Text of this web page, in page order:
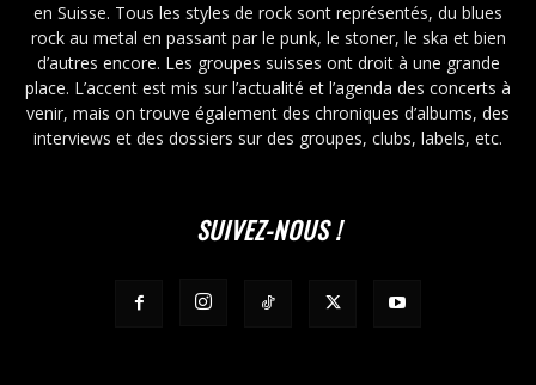
en Suisse. Tous les styles de rock sont représentés, du blues
rock au metal en passant par le punk, le stoner, le ska et bien
d’autres encore. Les groupes suisses ont droit à une grande
place. L’accent est mis sur l’actualité et l’agenda des concerts à
venir, mais on trouve également des chroniques d’albums, des
interviews et des dossiers sur des groupes, clubs, labels, etc.
SUIVEZ-NOUS !